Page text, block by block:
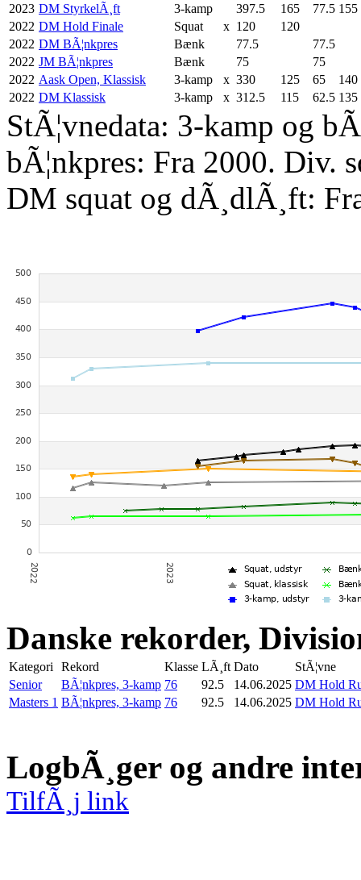
2023 DM StyrkelÃ¸ft 3-kamp 397.5 165 77.5 155
2022 DM Hold Finale Squat x 120
120
2022 DM BÃ¦nkpres Bænk 77.5
77.5
2022 JM BÃ¦nkpres Bænk 75
75
2022 Aask Open, Klassisk 3-kamp x 330 125 65
140
2022 DM Klassisk 3-kamp x 312.5 115 62.5 135
StÃ¦vnedata: 3-kamp og
bÃ¦nkpres: Fra 2000. Div.
DM squat og dÃ¸dlÃ¸ft:
Danske rekorder,
Kategori Rekord Klasse LÃ¸ft Dato
StÃ¦vne
Senior
BÃ¦nkpres, 3-kamp 76 92.5 14.06.2025 DM Hold
Masters 1 BÃ¦nkpres, 3-kamp 76 92.5 14.06.2025 DM Hold
LogbÃ¸ger og andre
TilfÃ¸j link